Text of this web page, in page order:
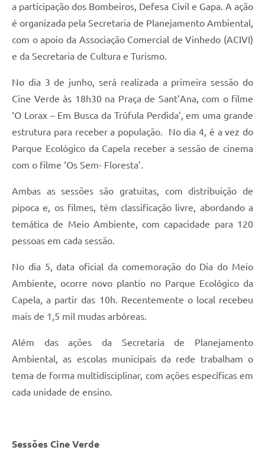
a participação dos Bombeiros, Defesa Civil e Gapa. A ação
é organizada pela Secretaria de Planejamento Ambiental,
com o apoio da Associação Comercial de Vinhedo (ACIVI)
e da Secretaria de Cultura e Turismo.
No dia 3 de junho, será realizada a primeira sessão do
Cine Verde às 18h30 na Praça de Sant’Ana, com o filme
‘O Lorax – Em Busca da Trúfula Perdida’, em uma grande
estrutura para receber a população. No dia 4, é a vez do
Parque Ecológico da Capela receber a sessão de cinema
com o filme ‘Os Sem- Floresta’.
Ambas as sessões são gratuitas, com distribuição de
pipoca e, os filmes, têm classificação livre, abordando a
temática de Meio Ambiente, com capacidade para 120
pessoas em cada sessão.
No dia 5, data oficial da comemoração do Dia do Meio
Ambiente, ocorre novo plantio no Parque Ecológico da
Capela, a partir das 10h. Recentemente o local recebeu
mais de 1,5 mil mudas arbóreas.
Além das ações da Secretaria de Planejamento
Ambiental, as escolas municipais da rede trabalham o
tema de forma multidisciplinar, com ações específicas em
cada unidade de ensino.
Sessões Cine Verde